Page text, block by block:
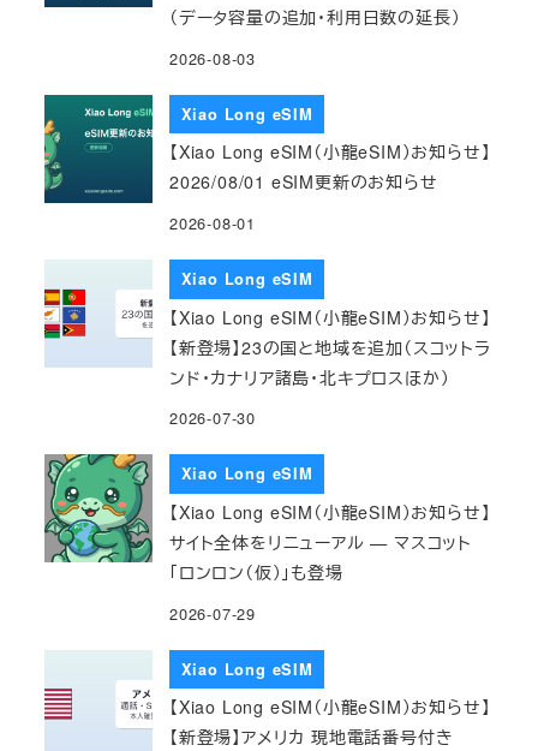
（データ容量の追加・利用日数の延長）
2026-08-03
Xiao Long eSIM
【Xiao Long eSIM（小龍eSIM）お知らせ】
2026/08/01 eSIM更新のお知らせ
2026-08-01
Xiao Long eSIM
【Xiao Long eSIM（小龍eSIM）お知らせ】
【新登場】23の国と地域を追加（スコットラ
ンド・カナリア諸島・北キプロスほか）
2026-07-30
Xiao Long eSIM
【Xiao Long eSIM（小龍eSIM）お知らせ】
サイト全体をリニューアル — マスコット
「ロンロン（仮）」も登場
2026-07-29
Xiao Long eSIM
【Xiao Long eSIM（小龍eSIM）お知らせ】
【新登場】アメリカ 現地電話番号付き